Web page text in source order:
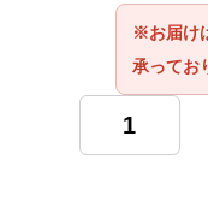
※お届け
承ってお